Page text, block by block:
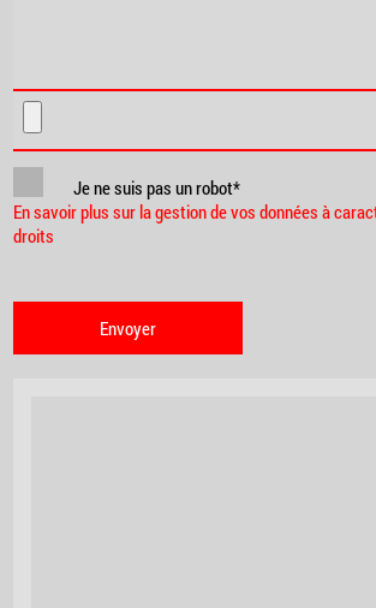
Je ne suis pas un robot*
En savoir plus sur la gestion de vos données à
droits
Envoyer